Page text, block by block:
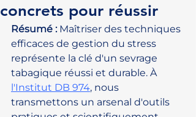
concrets pour réussir
Résumé : Maîtriser des techniques
efficaces de gestion du stress
représente la clé d'un sevrage
tabagique réussi et durable. À
l'Institut DB 974, nous
transmettons un arsenal d'outils